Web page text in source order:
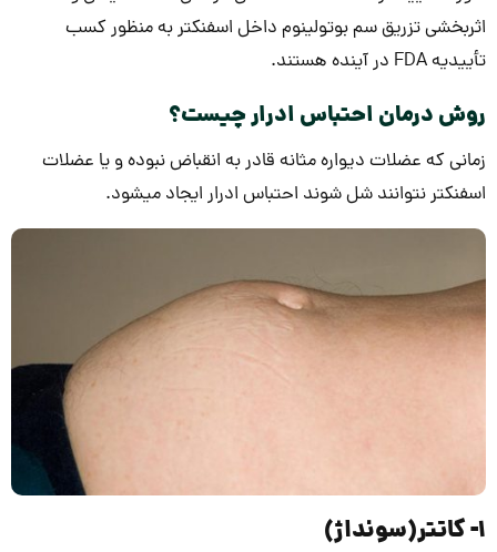
اثربخشی تزریق سم بوتولینوم داخل اسفنکتر به منظور کسب
تأییدیه FDA در آینده هستند.
روش درمان احتباس ادرار چیست؟
زمانی که عضلات دیواره مثانه قادر به انقباض نبوده و یا عضلات
اسفنکتر نتوانند شل شوند احتباس ادرار ایجاد می­شود.
1- کاتتر(سونداژ)